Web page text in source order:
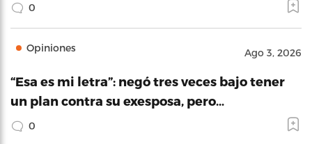
0
Opiniones Ago 3, 2026
“Esa es mi letra”: negó tres veces bajo tener
un plan contra su exesposa, pero…
0